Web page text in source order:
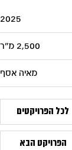
2025
2,500 מ"ר
מאיה אסף
לכל הפרויקטים
הפרויקט הבא